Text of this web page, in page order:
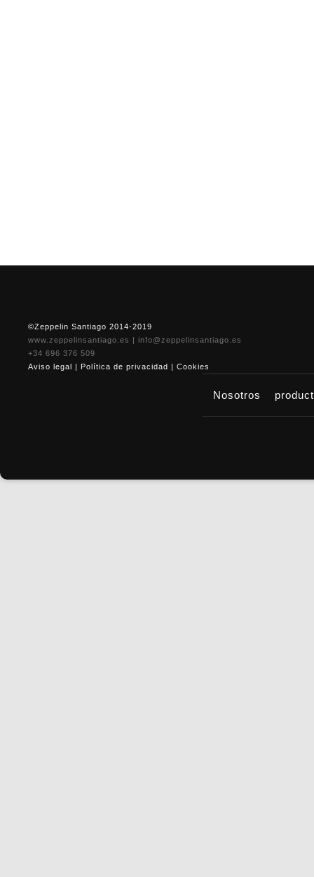
©Zeppelin Santiago 2014-2019
www.zeppelinsantiago.es | info@zeppelinsantiago.es
+34 696 376 509
Aviso legal | Política de privacidad | Cookies
Nosotros